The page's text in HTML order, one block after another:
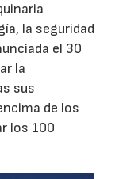
la seguridad
el 30
la
sus
de los
los 100